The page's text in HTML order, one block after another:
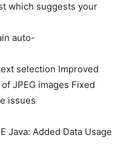
which suggests your
auto-
selection Improved
JPEG images Fixed
issues
Java: Added Data Usage